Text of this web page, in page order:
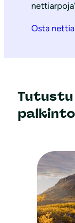
Osta
Tutustu